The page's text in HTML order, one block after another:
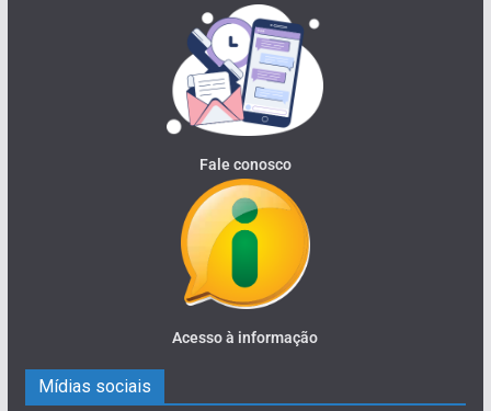
Fale conosco
Acesso à informação
Mídias sociais